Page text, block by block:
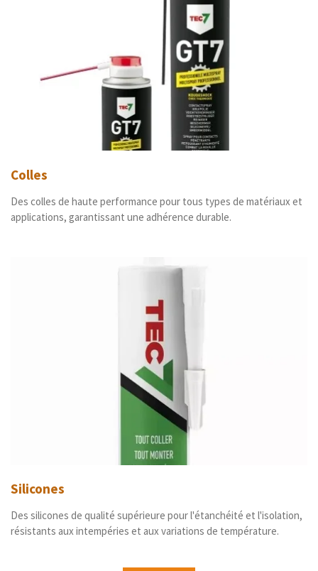
Colles
Des colles de haute performance pour tous types de matériaux et
applications, garantissant une adhérence durable.
Silicones
Des silicones de qualité supérieure pour l'étanchéité et l'isolation,
résistants aux intempéries et aux variations de température.